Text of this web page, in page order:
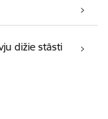
dižie stāsti